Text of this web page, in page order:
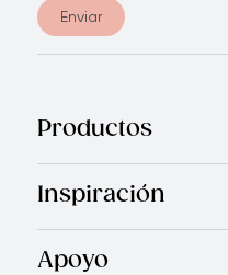
Enviar
Productos
Mas VendidosCocina
Inspiración
RecetasBlogRoyal TV
Apoyo